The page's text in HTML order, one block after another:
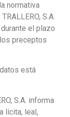
normativa
S.A.
el plazo
preceptos
está
S.A. informa
lícita, leal,